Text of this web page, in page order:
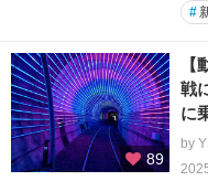
#
89
戦
に
by